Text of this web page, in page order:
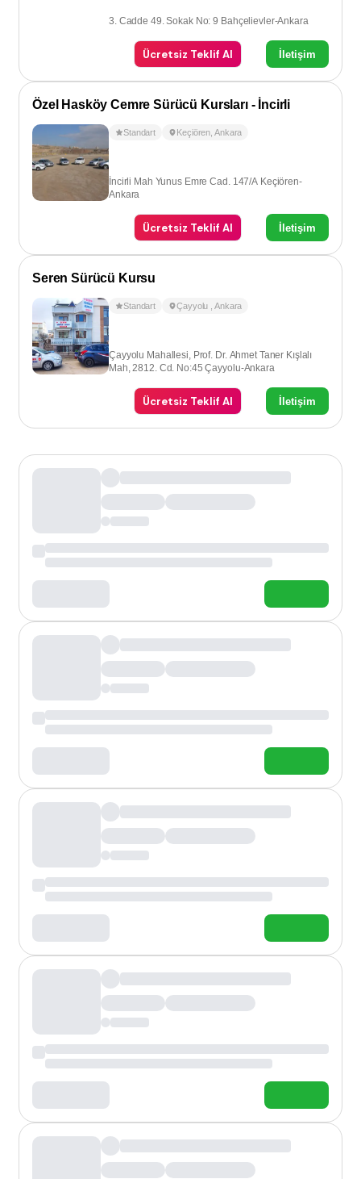
3. Cadde 49. Sokak No: 9 Bahçelievler-Ankara
Ücretsiz Teklif Al İletişim
Özel Hasköy Cemre Sürücü Kursları - İncirli
Standart Keçiören ,Ankara
İncirli Mah Yunus Emre Cad. 147/A Keçiören-
Ankara
Ücretsiz Teklif Al İletişim
Seren Sürücü Kursu
Standart Çayyolu ,Ankara
Çayyolu Mahallesi, Prof. Dr. Ahmet Taner Kışlalı
Mah, 2812. Cd. No:45 Çayyolu-Ankara
Ücretsiz Teklif Al İletişim